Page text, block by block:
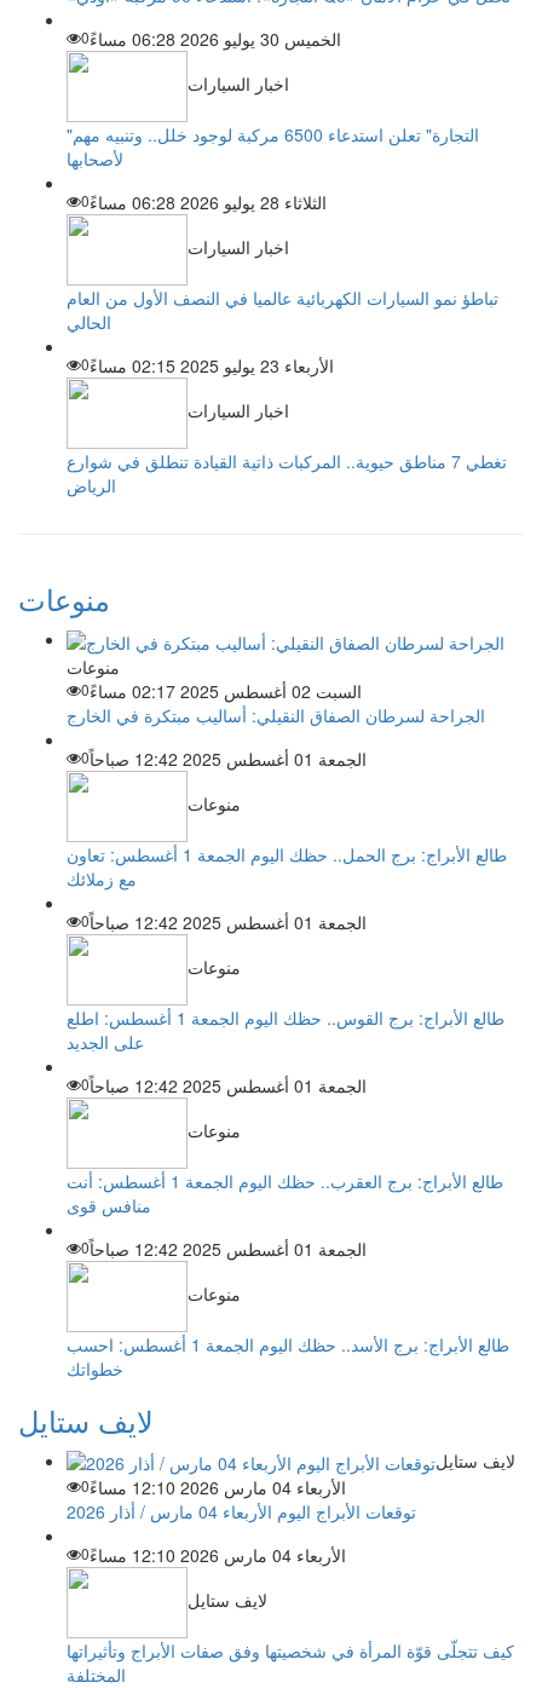
الخميس 30 يوليو 2026 06:28 مساءً
0
اخبار السيارات
"التجارة" تعلن استدعاء 6500 مركبة لوجود خلل.. وتنبيه مهم
لأصحابها
الثلاثاء 28 يوليو 2026 06:28 مساءً
0
اخبار السيارات
تباطؤ نمو السيارات الكهربائية عالميا في النصف الأول من العام
الحالي
الأربعاء 23 يوليو 2025 02:15 مساءً
0
اخبار السيارات
تغطي 7 مناطق حيوية.. المركبات ذاتية القيادة تنطلق في شوارع
الرياض
منوعات
منوعات
السبت 02 أغسطس 2025 02:17 مساءً
0
الجراحة لسرطان الصفاق النقيلي: أساليب مبتكرة في الخارج
الجمعة 01 أغسطس 2025 12:42 صباحاً
0
منوعات
طالع الأبراج: برج الحمل.. حظك اليوم الجمعة 1 أغسطس: تعاون
مع زملائك
الجمعة 01 أغسطس 2025 12:42 صباحاً
0
منوعات
طالع الأبراج: برج القوس.. حظك اليوم الجمعة 1 أغسطس: اطلع
على الجديد
الجمعة 01 أغسطس 2025 12:42 صباحاً
0
منوعات
طالع الأبراج: برج العقرب.. حظك اليوم الجمعة 1 أغسطس: أنت
منافس قوى
الجمعة 01 أغسطس 2025 12:42 صباحاً
0
منوعات
طالع الأبراج: برج الأسد.. حظك اليوم الجمعة 1 أغسطس: احسب
خطواتك
لايف ستايل
لايف ستايل
الأربعاء 04 مارس 2026 12:10 مساءً
0
توقعات الأبراج اليوم الأربعاء 04 مارس / أذار 2026
الأربعاء 04 مارس 2026 12:10 مساءً
0
لايف ستايل
كيف تتجلّى قوّة المرأة في شخصيتها وفق صفات الأبراج وتأثيراتها
المختلفة